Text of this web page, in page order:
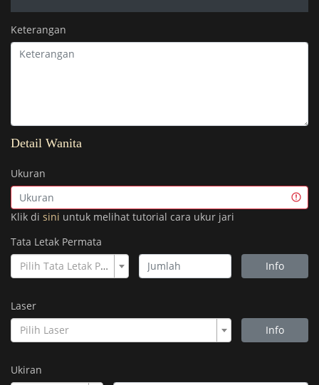
Keterangan
Detail Wanita
Ukuran
Klik di sini untuk melihat tutorial cara ukur jari
Tata Letak Permata
Pilih Tata Letak Permata
Info
Laser
Pilih Laser
Info
Ukiran